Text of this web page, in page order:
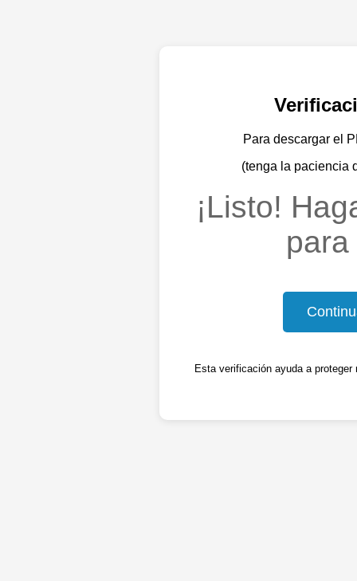
Para descargar el
(tenga la paciencia
¡Listo!
Esta verificación ayuda a